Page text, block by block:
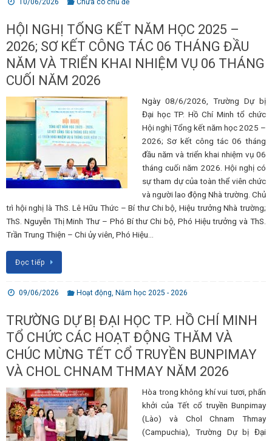
10/06/2026 Chưa có chủ đề
HỘI NGHỊ TỔNG KẾT NĂM HỌC 2025 –
2026; SƠ KẾT CÔNG TÁC 06 THÁNG ĐẦU
NĂM VÀ TRIỂN KHAI NHIỆM VỤ 06 THÁNG
CUỐI NĂM 2026
Ngày 08/6/2026, Trường Dự bị
Đại học TP. Hồ Chí Minh tổ chức
Hội nghị Tổng kết năm học 2025 –
2026; Sơ kết công tác 06 tháng
đầu năm và triển khai nhiệm vụ 06
tháng cuối năm 2026. Hội nghị có
sự tham dự của toàn thể viên chức
và người lao động Nhà trường. Chủ
trì hội nghị là ThS. Lê Hữu Thức – Bí thư Chi bộ, Hiệu trưởng Nhà trường;
ThS. Nguyễn Thị Minh Thư – Phó Bí thư Chi bộ, Phó Hiệu trưởng và ThS.
Trần Trung Thiện – Chi ủy viên, Phó Hiệu…
Đọc tiếp
09/06/2026 Hoạt động ,Năm học 2025 - 2026
TRƯỜNG DỰ BỊ ĐẠI HỌC TP. HỒ CHÍ MINH
TỔ CHỨC CÁC HOẠT ĐỘNG THĂM VÀ
CHÚC MỪNG TẾT CỔ TRUYỀN BUNPIMAY
VÀ CHOL CHNAM THMAY NĂM 2026
Hòa trong không khí vui tươi, phấn
khởi của Tết cổ truyền Bunpimay
(Lào) và Chol Chnam Thmay
(Campuchia), Trường Dự bị Đại